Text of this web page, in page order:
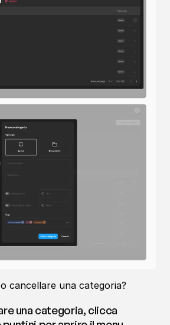
cancellare una categoria?
una categoria, clicca